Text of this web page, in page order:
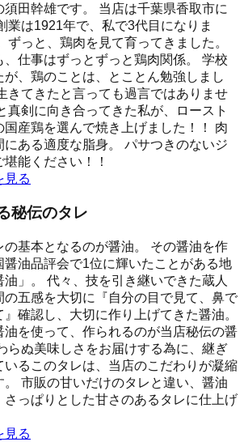
須田幹雄です。 当店は千葉県香取市に
業は1921年で、私で3代目になりま
ずっと、鶏肉を見て育ってきました。
、仕事はずっとずっと鶏肉関係。 学校
、鶏のことは、とことん勉強しまし
きてきたと言っても過言ではありませ
真剣に向き合ってきた私が、ロースト
産鶏を選んで焼き上げました！！ 肉
ある適度な脂身。 パサつきのないジ
能ください！！
見る
秘伝のタレ
の基本となるのが醤油。 その醤油を作
醤油品評会で1位に輝いたことがある地
」。 代々、技を引き継いできた蔵人
の五感を大切に『自分の目で見て、鼻で
確認し、大切に作り上げてきた醤油。
油を使って、作られるのが当店秘伝の醤
らぬ美味しさをお届けする為に、継ぎ
いるこのタレは、当店のこだわりが凝縮
。 市販の甘いだけのタレと違い、醤油
さっぱりとした甘さのあるタレに仕上げ
見る